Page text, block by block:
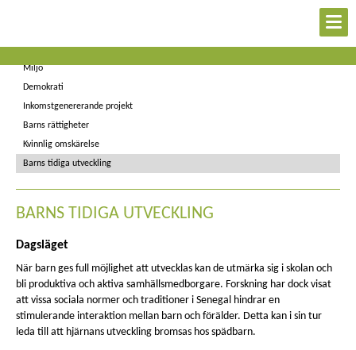
Hälsa
Miljö
Demokrati
Inkomstgenererande projekt
Barns rättigheter
Kvinnlig omskärelse
Barns tidiga utveckling
BARNS TIDIGA UTVECKLING
Dagsläget
När barn ges full möjlighet att utvecklas kan de utmärka sig i skolan och
bli produktiva och aktiva samhällsmedborgare. Forskning har dock visat
att vissa sociala normer och traditioner i Senegal hindrar en
stimulerande interaktion mellan barn och förälder. Detta kan i sin tur
leda till att hjärnans utveckling bromsas hos spädbarn.